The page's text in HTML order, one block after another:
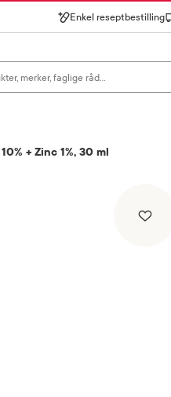
Enkel reseptbestilling
+ Zinc 1%, 30 ml